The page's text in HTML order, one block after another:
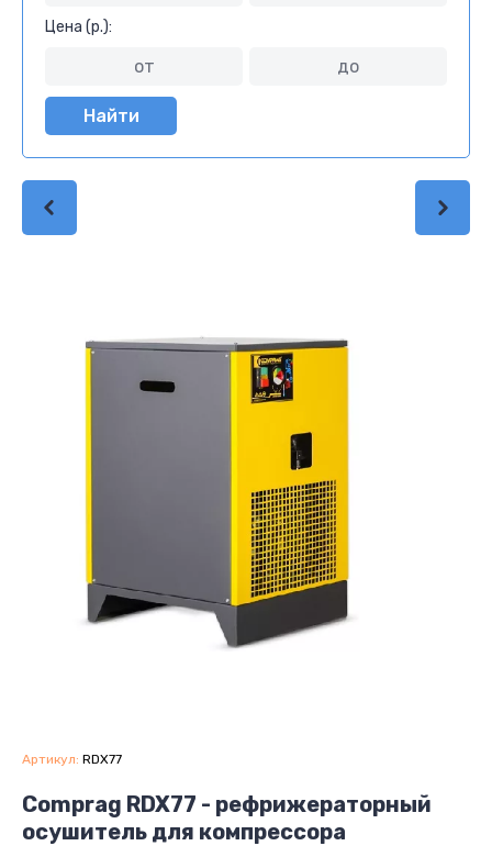
Цена (р.):
Найти
Артикул: RDX77
Comprag RDX77 - рефрижераторный
осушитель для компрессора